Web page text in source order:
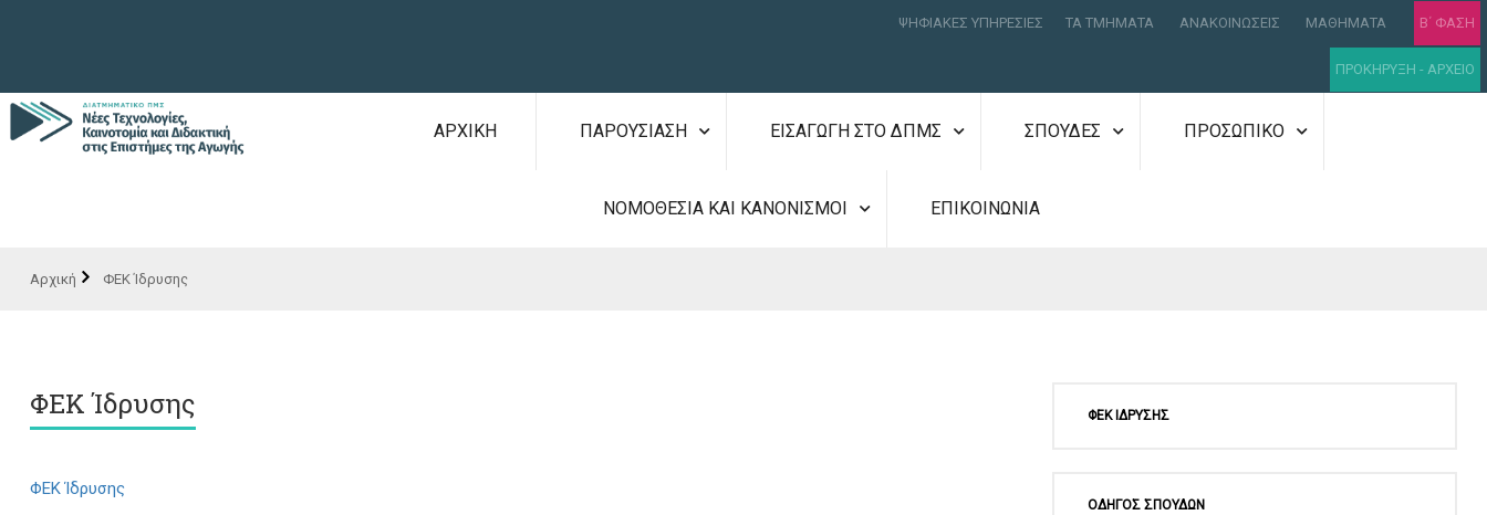
ΨΗΦΙΑΚΕΣ ΥΠΗΡΕΣΙΕΣ ΤΑ ΤΜΗΜΑΤΑ ΑΝΑΚΟΙΝΩΣΕΙΣ ΜΑΘΗΜΑΤΑ Β΄ ΦΑΣΗ
ΠΡΟΚΗΡΥΞΗ - ΑΡΧΕΙΟ
ΑΡΧΙΚΗ ΠΑΡΟΥΣΙΑΣΗ ΕΙΣΑΓΩΓΗ ΣΤΟ ΔΠΜΣ ΣΠΟΥΔΕΣ ΠΡΟΣΩΠΙΚΟ
ΝΟΜΟΘΕΣΙΑ ΚΑΙ ΚΑΝΟΝΙΣΜΟΙ ΕΠΙΚΟΙΝΩΝΙΑ
ΦΕΚ Ίδρυσης
ΦΕΚ Ίδρυσης
ΦΕΚ Ίδρυσης
ΦΕΚ ΙΔΡΥΣΗΣ
ΟΔΗΓΟΣ ΣΠΟΥΔΩΝ